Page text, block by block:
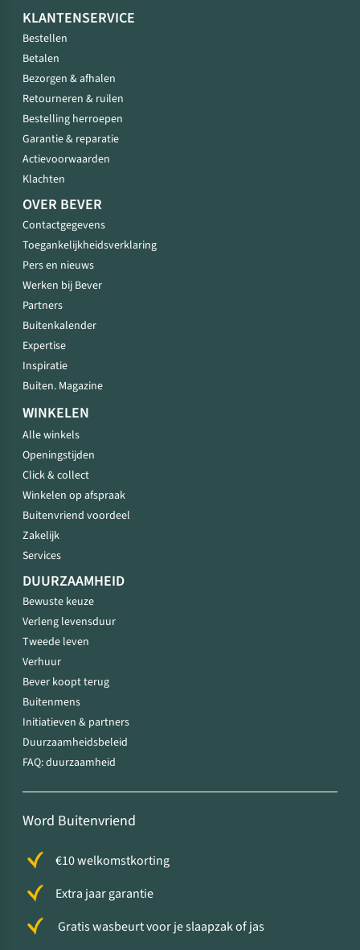
KLANTENSERVICE
Bestellen
Betalen
Bezorgen & afhalen
Retourneren & ruilen
Bestelling herroepen
Garantie & reparatie
Actievoorwaarden
Klachten
OVER BEVER
Contactgegevens
Toegankelijkheidsverklaring
Pers en nieuws
Werken bij Bever
Partners
Buitenkalender
Expertise
Inspiratie
Buiten. Magazine
WINKELEN
Alle winkels
Openingstijden
Click & collect
Winkelen op afspraak
Buitenvriend voordeel
Zakelijk
Services
DUURZAAMHEID
Bewuste keuze
Verleng levensduur
Tweede leven
Verhuur
Bever koopt terug
Buitenmens
Initiatieven & partners
Duurzaamheidsbeleid
FAQ: duurzaamheid
Word Buitenvriend
€10 welkomstkorting
Extra jaar garantie
Gratis wasbeurt voor je slaapzak of jas